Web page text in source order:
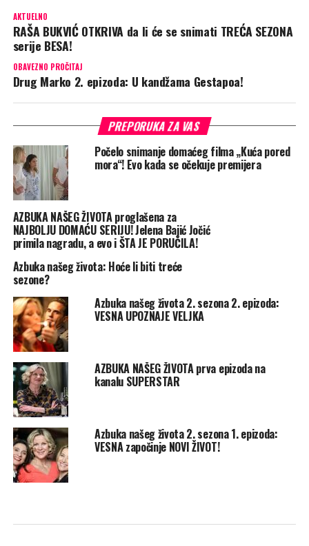
AKTUELNO
RAŠA BUKVIĆ OTKRIVA da li će se snimati TREĆA SEZONA
serije BESA!
OBAVEZNO PROČITAJ
Drug Marko 2. epizoda: U kandžama Gestapoa!
PREPORUKA ZA VAS
Počelo snimanje domaćeg filma „Kuća pored
mora“! Evo kada se očekuje premijera
AZBUKA NAŠEG ŽIVOTA proglašena za
NAJBOLJU DOMAĆU SERIJU! Jelena Bajić Jočić
primila nagradu, a evo i ŠTA JE PORUČILA!
Azbuka našeg života: Hoće li biti treće
sezone?
Azbuka našeg života 2. sezona 2. epizoda:
VESNA UPOZNAJE VELJKA
AZBUKA NAŠEG ŽIVOTA prva epizoda na
kanalu SUPERSTAR
Azbuka našeg života 2. sezona 1. epizoda:
VESNA započinje NOVI ŽIVOT!